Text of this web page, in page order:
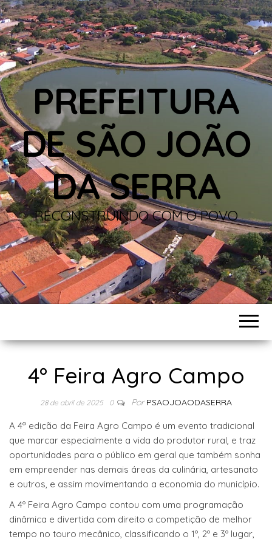
PREFEITURA
DE SÃO JOÃO
DA SERRA
RECONSTRUINDO COM O POVO
4º Feira Agro Campo
28 de abril de 2025 0 Por PSAOJOAODASERRA
A 4ª edição da Feira Agro Campo é um evento tradicional
que marcar especialmente a vida do produtor rural, e traz
oportunidades para o público em geral que também sonha
em empreender nas demais áreas da culinária, artesanato
e outros, e assim movimentando a economia do município.
A 4º Feira Agro Campo contou com uma programação
dinâmica e divertida com direito a competição de melhor
tempo no touro mecânico, classificando o 1º, 2º e 3º lugar,